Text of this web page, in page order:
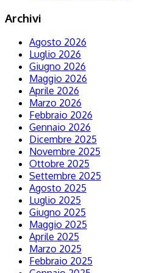
Archivi
Agosto 2026
Luglio 2026
Giugno 2026
Maggio 2026
Aprile 2026
Marzo 2026
Febbraio 2026
Gennaio 2026
Dicembre 2025
Novembre 2025
Ottobre 2025
Settembre 2025
Agosto 2025
Luglio 2025
Giugno 2025
Maggio 2025
Aprile 2025
Marzo 2025
Febbraio 2025